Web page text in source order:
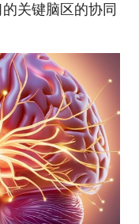
关键脑区的协同